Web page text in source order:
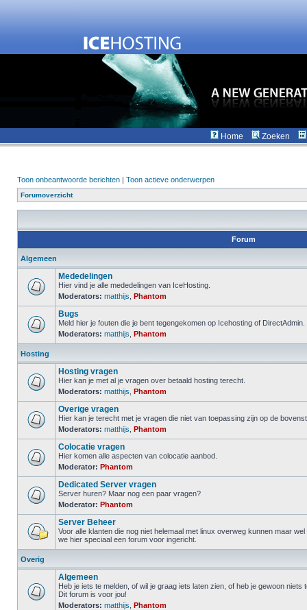
Home Zoeken
Toon onbeantwoorde berichten | Toon actieve onderwerpen
Forumoverzicht
Forum
Algemeen
Mededelingen
Hier vind je alle mededelingen van IceHosting.
Moderators: matthijs Phantom
Bugs
Meld hier je fouten die je bent tegengekomen op Icehosting of DirectAdmin.
Moderators: matthijs Phantom
Hosting
Hosting vragen
Hier kan je met al je vragen over betaald hosting terecht.
Moderators: matthijs Phantom
Overige vragen
Hier kan je terecht met je vragen die niet van toepassing zijn op de
Moderators: matthijs Phantom
Colocatie vragen
Hier komen alle aspecten van colocatie aanbod.
Moderator: Phantom
Dedicated Server vragen
Server huren? Maar nog een paar vragen?
Moderator: Phantom
Server Beheer
Voor alle klanten die nog niet helemaal met linux overweg kunnen maar
we hier speciaal een forum voor ingericht.
Overig
Algemeen
Heb je iets te melden, of wil je graag iets laten zien, of heb je gewoon niets
Dit forum is voor jou!
Moderators: matthijs Phantom